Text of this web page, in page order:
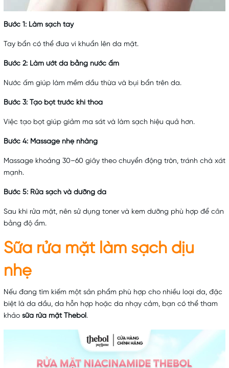
Bước 1: Làm sạch tay
Tay bẩn có thể đưa vi khuẩn lên da mặt.
Bước 2: Làm ướt da bằng nước ấm
Nước ấm giúp làm mềm dầu thừa và bụi bẩn trên da.
Bước 3: Tạo bọt trước khi thoa
Việc tạo bọt giúp giảm ma sát và làm sạch hiệu quả hơn.
Bước 4: Massage nhẹ nhàng
Massage khoảng 30–60 giây theo chuyển động tròn, tránh chà xát
mạnh.
Bước 5: Rửa sạch và dưỡng da
Sau khi rửa mặt, nên sử dụng toner và kem dưỡng phù hợp để cân
bằng độ ẩm.
Sữa rửa mặt làm sạch dịu
nhẹ
Nếu đang tìm kiếm một sản phẩm phù hợp cho nhiều loại da, đặc
biệt là da dầu, da hỗn hợp hoặc da nhạy cảm, bạn có thể tham
khảo sữa rửa mặt Thebol.